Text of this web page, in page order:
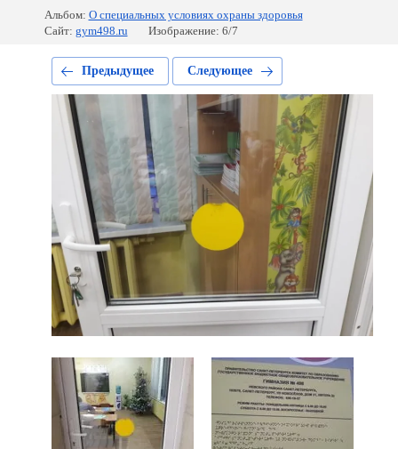
Альбом: О специальных условиях охраны здоровья
Сайт: gym498.ru Изображение: 6/7
Предыдущее Следующее